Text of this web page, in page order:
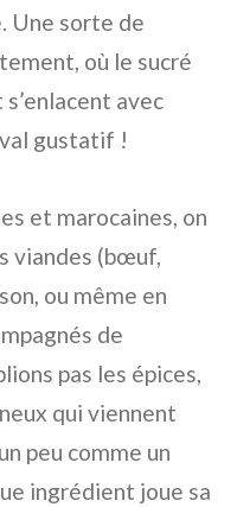
Une sorte de
où le sucré
avec
gustatif !
et marocaines, on
viandes (bœuf,
ou même en
de
pas les épices,
qui viennent
peu comme un
ingrédient joue sa